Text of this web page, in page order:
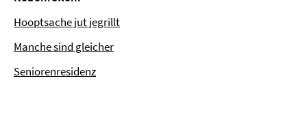
Hooptsache jut jegrillt
Manche sind gleicher
Seniorenresidenz